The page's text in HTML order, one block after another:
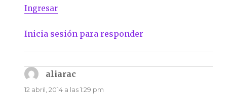
Ingresar
Inicia sesión para responder
aliarac
12 abril, 2014 a las 1:29 pm